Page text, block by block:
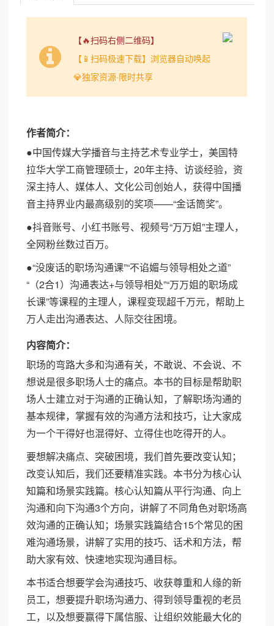
【🔥扫码右侧二维码】
【📱扫码极速下载】浏览器自动唤起
💎独家资源·限时共享
作者简介：
●中国传媒大学播音与主持艺术专业学士，美国特
拉华大学工商管理硕士，20年主持、访谈经验，资
深主持人、媒体人、文化公司创始人，获得中国播
音主持界业内最高级别的奖项——“金话筒奖”。
●抖音账号、小红书账号、视频号“万万姐”主理人，
全网粉丝数过百万。
●“没废话的职场沟通课”“不谄媚与领导相处之道”
“（2合1）沟通表达+与领导相处”“万万姐的职场成
长课”等课程的主理人，课程变现超千万元，帮助上
万人走出沟通表达、人际交往困境。
内容简介：
职场的弯路大多和沟通有关，不敢说、不会说、不
想说是很多职场人士的痛点。本书的目标是帮助职
场人士建立对于沟通的正确认知，了解职场沟通的
基本规律，掌握有效的沟通方法和技巧，让大家成
为一个干得好也混得好、立得住也吃得开的人。
要想解决痛点、突破困境，我们首先要改变认知；
改变认知后，我们还要精准实践。本书分为核心认
知篇和场景实践篇。核心认知篇从平行沟通、向上
沟通和向下沟通3个方向，讲解了不同角色对职场高
效沟通的正确认知；场景实践篇结合15个常见的困
难沟通场景，讲解了实用的技巧、话术和方法，帮
助大家有效、快速地实现沟通目标。
本书适合想要学会沟通技巧、收获尊重和人缘的新
员工，想要提升职场沟通力、得到领导重视的老员
工，以及想要赢得下属信服、让组织效能最大化的